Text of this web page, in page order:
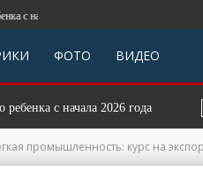
2026 года
ФОТО ВИДЕО
с начала 2026 года
промышленность: курс на